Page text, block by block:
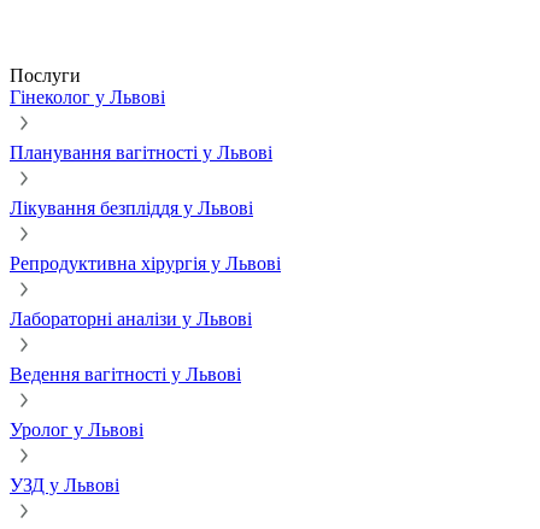
Послуги
Гінеколог у Львові
Планування вагітності у Львові
Лікування безпліддя у Львові
Репродуктивна хірургія у Львові
Лабораторні аналізи у Львові
Ведення вагітності у Львові
Уролог у Львові
УЗД у Львові